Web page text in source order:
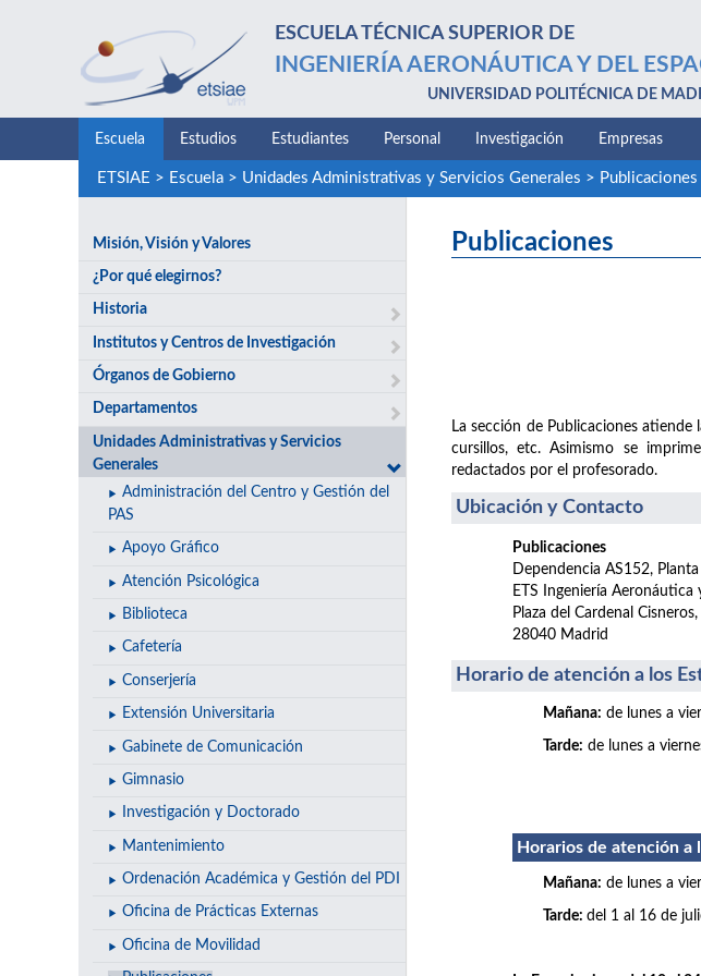
ESCUELA TÉCNICA SUPERIOR DE
INGENIERÍA AERONÁUTICA Y DEL
UNIVERSIDAD POLITÉCNICA DE
Escuela Estudios Estudiantes Personal Investigación Empresas
ETSIAE > Escuela> Unidades Administrativas y Servicios Generales > Publicaciones
Misión, Visión y Valores
¿Por qué elegirnos?
Historia
Institutos y Centros de Investigación
Órganos de Gobierno
Departamentos
Unidades Administrativas y Servicios
Generales
Administración del Centro y Gestión del
PAS
Apoyo Gráfico
Atención Psicológica
Biblioteca
Cafetería
Conserjería
Extensión Universitaria
Gabinete de Comunicación
Gimnasio
Investigación y Doctorado
Mantenimiento
Ordenación Académica y Gestión del PDI
Oficina de Prácticas Externas
Oficina de Movilidad
Publicaciones
La sección de Publicaciones atiende
cursillos, etc. Asimismo se
redactados por el profesorado.
Ubicación y Contacto
Publicaciones
Dependencia AS152,
ETS Ingeniería Aeronáutica
Plaza del Cardenal
28040 Madrid
Horario de atención a los
Mañana: de lunes a
Tarde: de lunes a
Horarios de atención a
Mañana: de lunes a
Tarde: del 1 al 16 de